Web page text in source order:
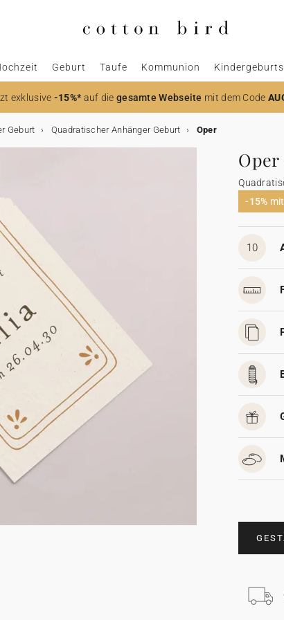
Geburt Taufe Kommunion
exklusive -15%*auf die gesamte Webseite mit dem Code
Geburt Quadratischer Anhänger Geburt Oper
Oper
-15%
10